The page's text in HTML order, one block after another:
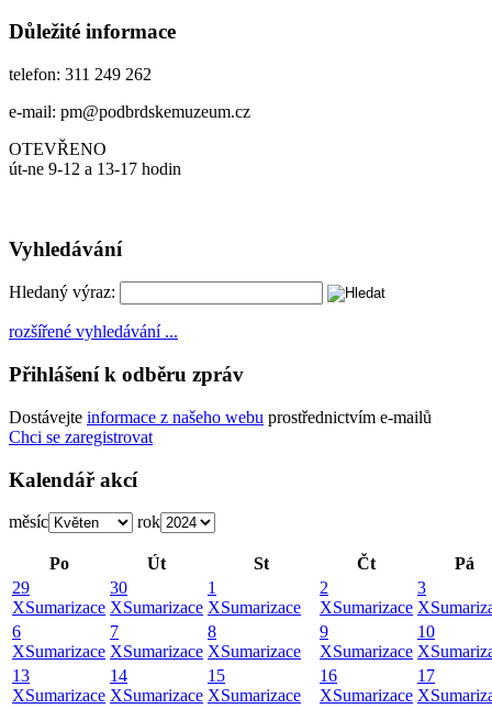
Důležité informace
telefon: 311 249 262
e-mail: pm@podbrdskemuzeum.cz
OTEVŘENO
út-ne 9-12 a 13-17 hodin
Vyhledávání
Hledaný výraz:
rozšířené vyhledávání ...
Přihlášení k odběru zpráv
Dostávejte informace z našeho webu prostřednictvím e-mailů
Chci se zaregistrovat
Kalendář akcí
měsíc rok
Po Út St Čt
Pá
29
XSumarizace
30
XSumarizace
1
XSumarizace
2
XSumarizace
3
X
6
XSumarizace
7
XSumarizace
8
XSumarizace
9
XSumarizace
10
X
13
XSumarizace
14
XSumarizace
15
XSumarizace
16
XSumarizace
17
X